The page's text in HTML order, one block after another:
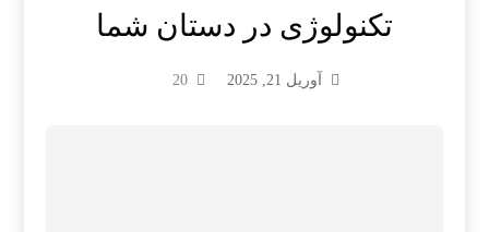
تکنولوژی در دستان شما
آوریل 21, 2025 20